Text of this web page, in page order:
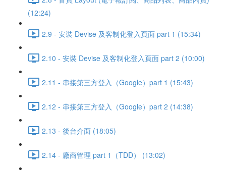
(12:24)
2.9 - 安裝 Devise 及客制化登入頁面 part 1 (15:34)
2.10 - 安裝 Devise 及客制化登入頁面 part 2 (10:00)
2.11 - 串接第三方登入（Google）part 1 (15:43)
2.12 - 串接第三方登入（Google）part 2 (14:38)
2.13 - 後台介面 (18:05)
2.14 - 廠商管理 part 1（TDD） (13:02)